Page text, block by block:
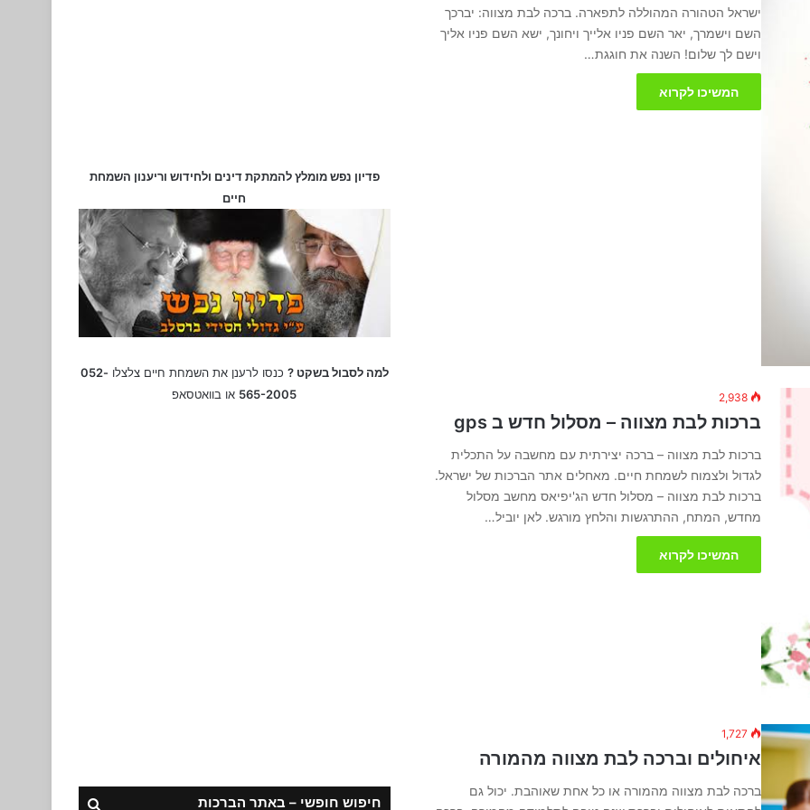
ישראל הטהורה המהוללה לתפארה. ברכה לבת מצווה: יברכך
השם וישמרך, יאר השם פניו אלייך ויחונך, ישא השם פניו אליך
וישם לך שלום! השנה את חוגגת…
המשיכו לקרוא
ברכות לבת מצווה – מסלול חדש ב gps
ברכות לבת מצווה – ברכה יצירתית עם מחשבה על התכלית
לגדול ולצמוח לשמחת חיים. מאחלים אתר הברכות של ישראל.
ברכות לבת מצווה – מסלול חדש הג'יפיאס מחשב מסלול
מחדש, המתח, ההתרגשות והלחץ מורגש. לאן יוביל…
המשיכו לקרוא
איחולים וברכה לבת מצווה מהמורה
ברכה לבת מצווה מהמורה או כל אחת שאוהבת. יכול גם
פדיון נפש מומלץ להמתקת דינים ולחידוש וריענון השמחת
חיים
למה לסבול בשקט ? כנסו לרענן את השמחת חיים צלצלו 052-
565-2005 או בוואטסאפ
חיפוש חופשי – באתר הברכות